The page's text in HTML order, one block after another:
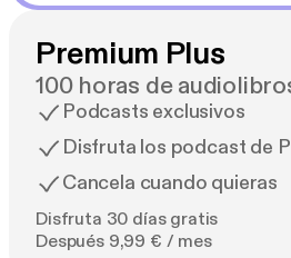
Premium Plus
100 horas de
Podcasts exclusivos
Disfruta los podcast de
Cancela cuando quieras
Disfruta 30 días gratis
Después 9,99 € / mes